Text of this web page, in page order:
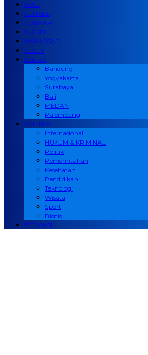
RIAU
SUMSEL
SUMBAR
SULSEL
MAKASSAR
SULUT
Daerah
Bandung
Yogyakarta
Surabaya
Bali
MEDAN
Palembang
LAINNYA
Internasional
HUKUM & KRIMINAL
Politik
Pemerintahan
Kesehatan
Pendidikan
Teknologi
Wisata
Sport
Bisnis
REDAKSI